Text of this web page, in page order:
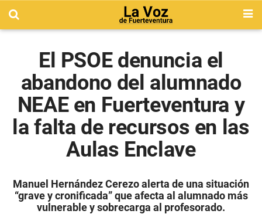
El PSOE denuncia el
abandono del alumnado
NEAE en Fuerteventura y
la falta de recursos en las
Aulas Enclave
Manuel Hernández Cerezo alerta de una situación
“grave y cronificada” que afecta al alumnado más
vulnerable y sobrecarga al profesorado.